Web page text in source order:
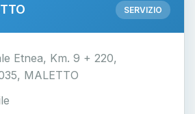
SERVIZIO
Etnea, Km. 9 + 220,
MALETTO